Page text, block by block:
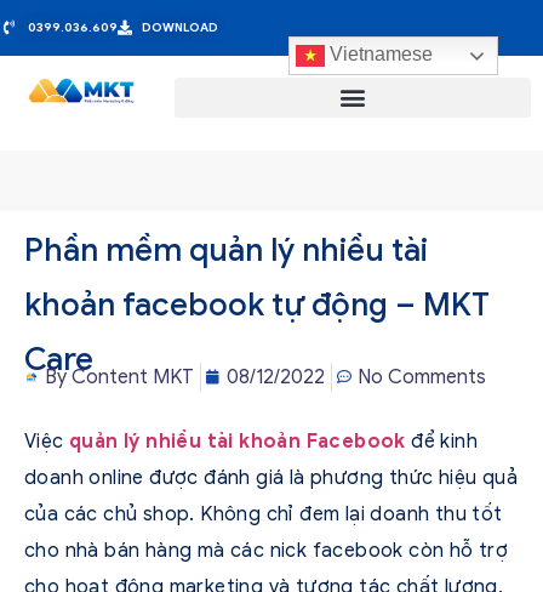
0399.036.609 DOWNLOAD
Vietnamese
Phần mềm quản lý nhiều tài
khoản facebook tự động – MKT
Care
ByContent MKT 08/12/2022 No Comments
Việc quản lý nhiều tài khoản Facebook để kinh
doanh online được đánh giá là phương thức hiệu quả
của các chủ shop. Không chỉ đem lại doanh thu tốt
cho nhà bán hàng mà các nick facebook còn hỗ trợ